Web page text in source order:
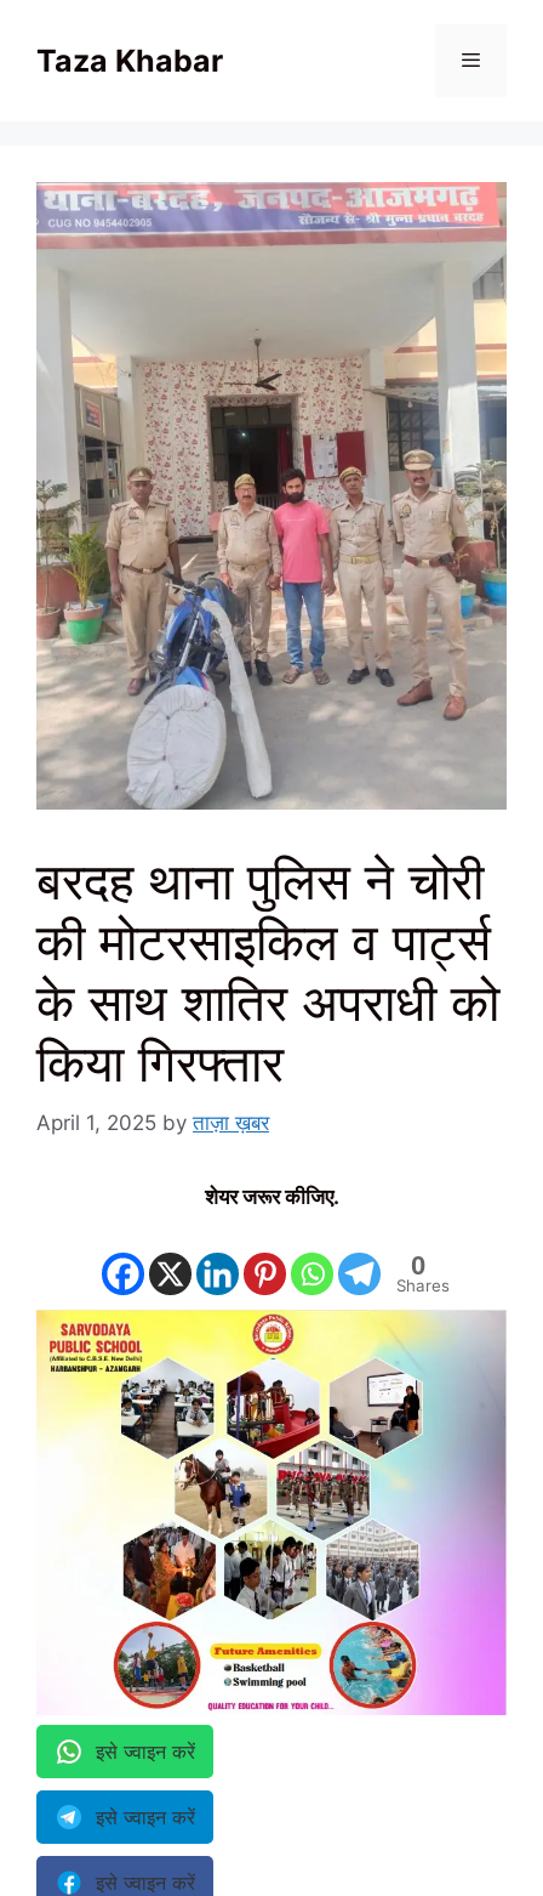
contentTaza Khabar
बरदह थाना पुलिस ने चोरी
की मोटरसाइकिल व पार्ट्स
के साथ शातिर अपराधी को
किया गिरफ्तार
April 1, 2025 byताज़ा ख़बर
शेयर जरूर कीजिए.
0
Shares
इसे ज्वाइन करें
इसे ज्वाइन करें
इसे ज्वाइन करें